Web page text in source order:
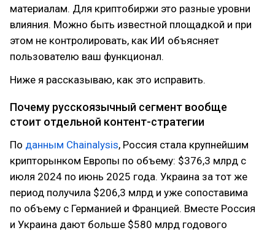
материалам. Для криптобиржи это разные уровни
влияния. Можно быть известной площадкой и при
этом не контролировать, как ИИ объясняет
пользователю ваш функционал.
Ниже я рассказываю, как это исправить.
Почему русскоязычный сегмент вообще
стоит отдельной контент-стратегии
По данным Chainalysis, Россия стала крупнейшим
крипторынком Европы по объему: $376,3 млрд с
июля 2024 по июнь 2025 года. Украина за тот же
период получила $206,3 млрд и уже сопоставима
по объему с Германией и Францией. Вместе Россия
и Украина дают больше $580 млрд годового